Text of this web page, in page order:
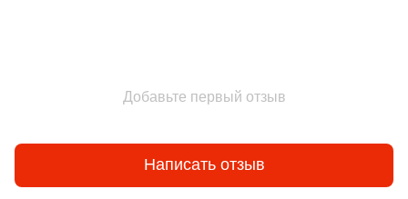
Добавьте первый отзыв
Написать отзыв